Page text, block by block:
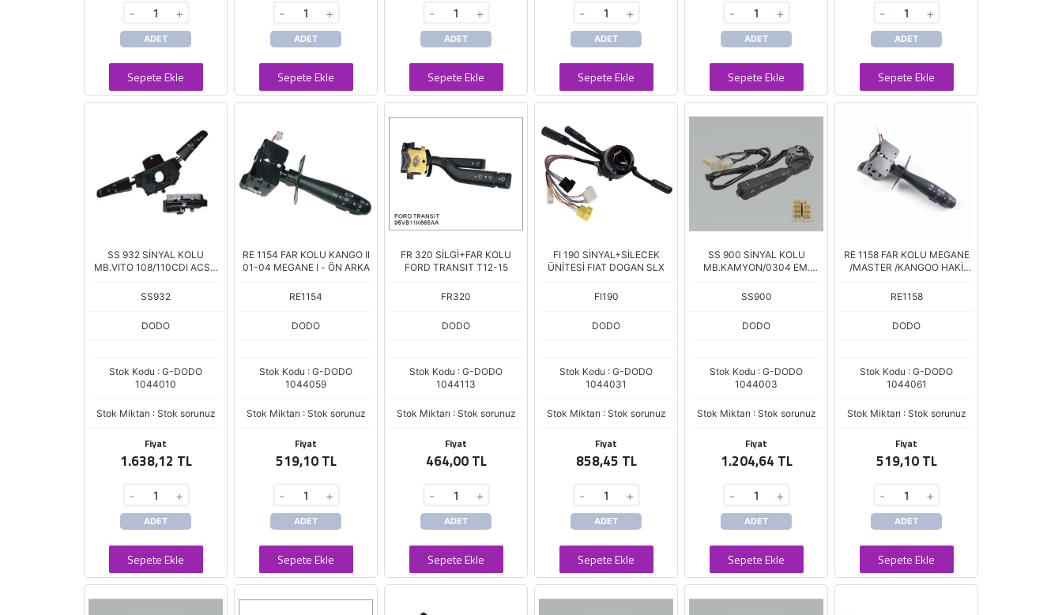
- +
ADET
Sepete Ekle
- +
ADET
Sepete Ekle
- +
ADET
Sepete Ekle
- +
ADET
Sepete Ekle
- +
ADET
Sepete Ekle
- +
ADET
Sepete Ekle
SS 932 SİNYAL KOLU
MB.VITO 108/110CDI ACSLI
SS932
DODO
Stok Kodu : G-DODO
1044010
Stok Miktarı : Stok sorunuz
Fiyat
1.638,12 TL
- +
ADET
Sepete Ekle
RE 1154 FAR KOLU KANGO II
01-04 MEGANE I - ÖN ARKA
RE1154
DODO
Stok Kodu : G-DODO
1044059
Stok Miktarı : Stok sorunuz
Fiyat
519,10 TL
- +
ADET
Sepete Ekle
FR 320 SİLGİ+FAR KOLU
FORD TRANSIT T12-15
FR320
DODO
Stok Kodu : G-DODO
1044113
Stok Miktarı : Stok sorunuz
Fiyat
464,00 TL
- +
ADET
Sepete Ekle
FI 190 SİNYAL+SİLECEK
ÜNİTESİ FIAT DOGAN SLX
FI190
DODO
Stok Kodu : G-DODO
1044031
Stok Miktarı : Stok sorunuz
Fiyat
858,45 TL
- +
ADET
Sepete Ekle
SS 900 SİNYAL KOLU
MB.KAMYON/0304 EM.
SS900
DODO
Stok Kodu : G-DODO
1044003
Stok Miktarı : Stok sorunuz
Fiyat
1.204,64 TL
- +
ADET
Sepete Ekle
RE 1158 FAR KOLU MEGANE
/MASTER /KANGOO HAKİ
RE1158
DODO
Stok Kodu : G-DODO
1044061
Stok Miktarı : Stok sorunuz
Fiyat
519,10 TL
- +
ADET
Sepete Ekle